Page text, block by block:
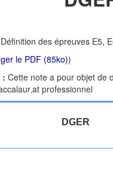
Définition des épreuves E5,
le PDF (85ko))
: Cette note a pour objet de
professionnel
DGER